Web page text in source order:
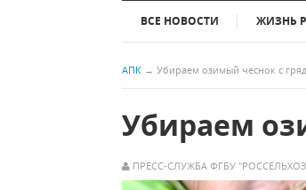
ВСЕ НОВОСТИ ЖИЗНЬ
АПК → Убираем озимый чеснок с
Убираем
ПРЕСС-СЛУЖБА ФГБУ